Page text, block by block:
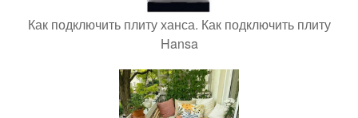
Как подключить плиту ханса. Как подключить плиту
Hansa